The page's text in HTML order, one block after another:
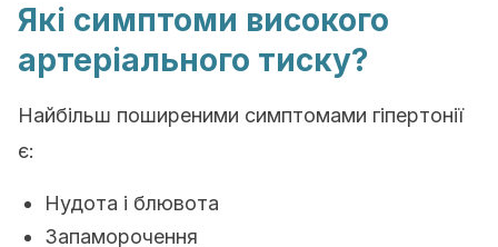
Які симптоми високого
артеріального тиску?
Найбільш поширеними симптомами гіпертонії
є:
Нудота і блювота
Запаморочення